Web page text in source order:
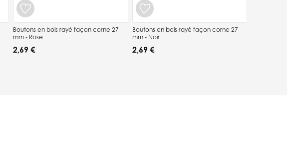
Boutons en bois rayé façon corne 27
mm - Rose
2,69 €
Boutons en bois rayé façon corne 27
mm - Noir
2,69 €